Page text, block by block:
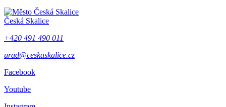
Česká Skalice
+420 491 490 011
urad@ceskaskalice.cz
Facebook
Youtube